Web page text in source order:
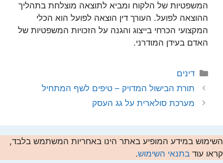
המשפטיות של הלקוח ומביא לתוצאה מוצלחת בתהליך
ההוצאה לפועל. העורך דין הוצאה לפועל הוא הכלי
המקצועי הכרחי בייצוג והגנה על הזכויות המשפטיות של
האדם בעידן המודרני.
קטגוריות
דינים
תורת הבישול המדויק – טיפים לשף המתחיל
מערכת סולארית על גג העסק
השימוש במידע המופיע באתר הינו באחריות המשתמש בלבד,
קראו עוד בתנאי השימוש.